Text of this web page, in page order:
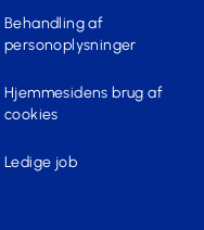
Behandling af
personoplysninger
Hjemmesidens brug af
cookies
Ledige job